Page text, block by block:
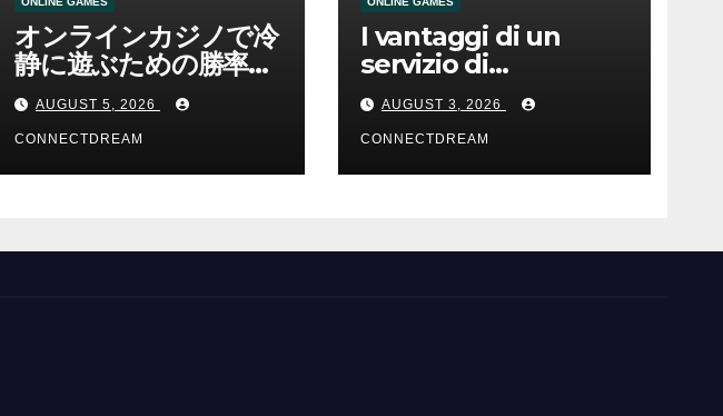
オンラインカジノで冷
静に遊ぶための勝率と
資金管理の考え方
AUGUST 5, 2026
CONNECTDREAM
I vantaggi di un
servizio di
scommesse online
AUGUST 3, 2026
CONNECTDREAM